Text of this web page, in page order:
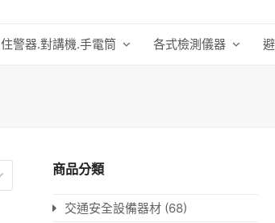
住警器.對講機.手電筒 各式檢測儀器
商品分類
交通安全設備器材 (68)